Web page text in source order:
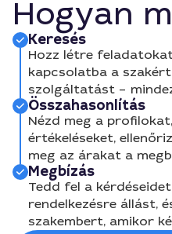
Hogyan
Keresés
Hozz létre
kapcsolatba a
szolgáltatást –
Összahasonlítás
Nézd meg a
értékeléseket,
meg az árakat a
Megbízás
Tedd fel a
rendelkezésre állást,
szakembert, amikor